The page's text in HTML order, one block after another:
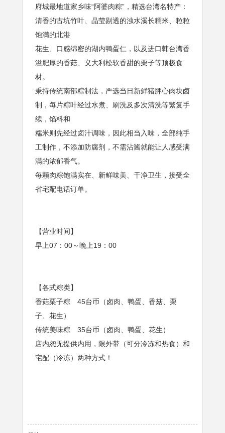
府城最地道家乡味“阿婆肉粽”，精选台湾名特产：
清香的古坑竹叶、晶莹剔透的浊水溪长糯米、粒粒
饱满的北港
花生、口感绵密的湖内鸭蛋仁，以及进口韩台湾香
溢肥厚的香菇、义大利松软香甜的栗子等顶极食
材。
秉持传统南部粽制法，严选当日新鲜猪胛心肉块卤
制，每片粽叶经过水煮、刷洗及多次清洗等繁复手
续，馅料和
糯米则先经过卤汁调味，因此相当入味，全部纯手
工制作，不添加防腐剂，不需沾酱就能让人感受满
满的浓郁香气。
每颗肉粽饱满实在、新鲜味美、干净卫生，接受全
省宅配电话订单。
【营业时间】
早上07：00～晚上19：00
【各式粽类】
香菇栗子粽 45台币（卤肉、鸭蛋、香菇、栗
子、花生）
传统美味粽 35台币（卤肉、鸭蛋、花生）
店内恕无提供内用，限外带（可分冷冻和热食）和
宅配（冷冻）两种方式！